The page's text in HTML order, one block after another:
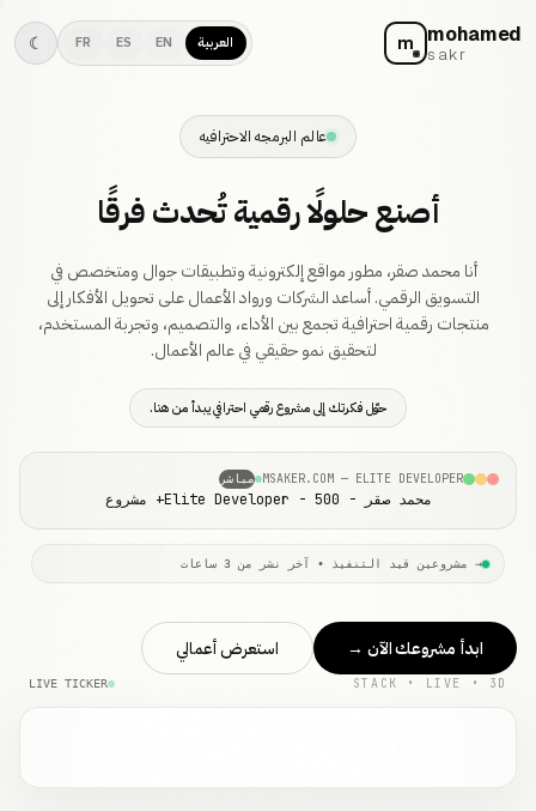
m mohamed
sakr
العربية EN
ES
FR
☾
عالم البرمجه الاحترافيه
أصنع حلولًا رقمية تُحدث فرقًا
أنا محمد صقر، مطور مواقع إلكترونية وتطبيقات جوال ومتخصص في
التسويق الرقمي. أساعد الشركات ورواد الأعمال على تحويل الأفكار إلى
منتجات رقمية احترافية تجمع بين الأداء، والتصميم، وتجربة المستخدم،
لتحقيق نمو حقيقي في عالم الأعمال.
حوّل فكرتك إلى مشروع رقمي احترافي يبدأ من هنا.
MSAKER.COM — ELITE DEVELOPER مباشر
محمد صقر - Elite Developer - 500+ مشروع
→ مشروعين قيد التنفيذ • آخر نشر من 3 ساعات
ابدأ مشروعك الآن → استعرض أعمالي
STACK • LIVE • 3D
LIVE TICKER